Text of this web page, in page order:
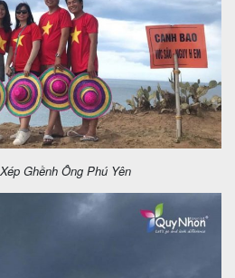
Ghềnh Ông Phú Yên